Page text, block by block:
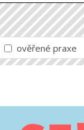
ověřené praxe